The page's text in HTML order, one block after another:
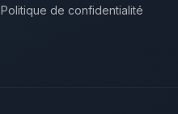
Politique de confidentialité